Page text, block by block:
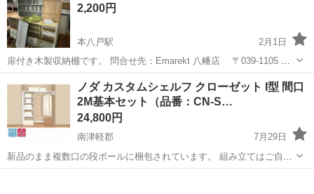
2,200円
本八戸駅
2月1日
扉付き木製収納棚です。 問合せ先：Emarekt 八幡店 〒039-1105 青
森県八戸市八幡五日町３１−１ 営業日：9-17時 定休日：毎週水曜＋不
定休 ◎ご予約なしで来店可能 ◎常駐スタッフあり ◎商品代金のお支
払い...
本八戸駅 注意事項
ノダ カスタムシェルフ クローゼット I型 間口
2M基本セット（品番：CN-S…
24,800円
南津軽郡
7月29日
新品のまま複数口の段ボールに梱包されています。 組み立てはご自身
で行ってください。 在庫2セットあります。 定価：57,200円 品番：